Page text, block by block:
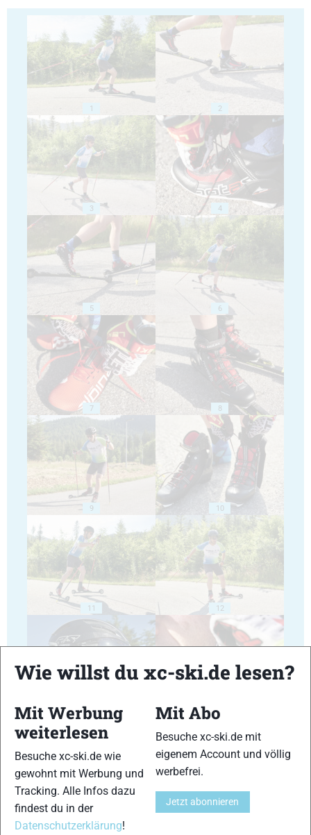
1 2
3 4
5 6
7 8
9 10
11 12
15 16
Wie willst du xc-ski.de lesen?
Mit Werbung
weiterlesen
Besuche xc-ski.de wie
gewohnt mit Werbung und
Tracking. Alle Infos dazu
findest du in der
Datenschutzerklärung!
Mit Abo
Besuche xc-ski.de mit
eigenem Account und völlig
werbefrei.
Jetzt abonnieren